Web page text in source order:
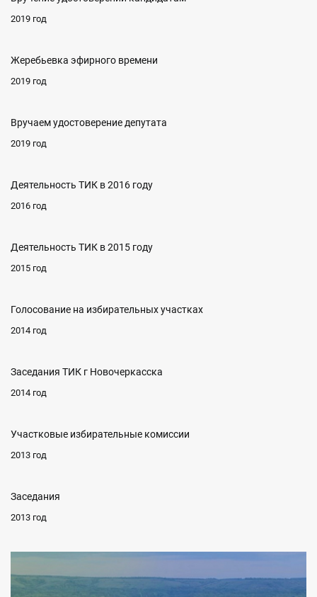
2019 год
Жеребьевка эфирного времени
2019 год
Вручаем удостоверение депутата
2019 год
Деятельность ТИК в 2016 году
2016 год
Деятельность ТИК в 2015 году
2015 год
Голосование на избирательных участках
2014 год
Заседания ТИК г Новочеркасска
2014 год
Участковые избирательные комиссии
2013 год
Заседания
2013 год